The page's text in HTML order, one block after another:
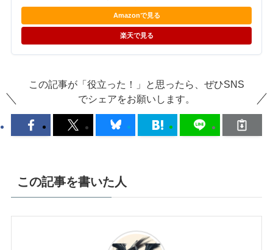
Amazonで見る
楽天で見る
この記事が「役立った！」と思ったら、ぜひSNS
でシェアをお願いします。
この記事を書いた人